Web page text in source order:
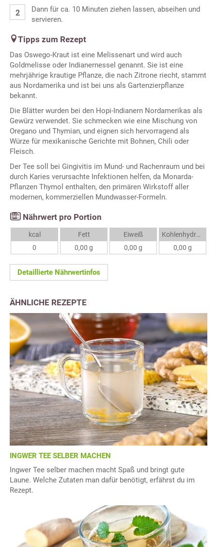
Dann für ca. 10 Minuten ziehen lassen, abseihen und
servieren.
Tipps zum Rezept
Das Oswego-Kraut ist eine Melissenart und wird auch
Goldmelisse oder Indianernessel genannt. Sie ist eine
mehrjährige krautige Pflanze, die nach Zitrone riecht, stammt
aus Nordamerika und ist bei uns als Gartenzierpflanze
bekannt.
Die Blätter wurden bei den Hopi-Indianern Nordamerikas als
Gewürz verwendet. Sie schmecken wie eine Mischung von
Oregano und Thymian, und eignen sich hervorragend als
Würze für mexikanische Gerichte mit Bohnen, Chili oder
Fleisch.
Der Tee soll bei Gingivitis im Mund- und Rachenraum und bei
durch Karies verursachte Infektionen helfen, da Monarda-
Pflanzen Thymol enthalten, den primären Wirkstoff aller
modernen, kommerziellen Mundwasser-Formeln.
Nährwert pro Portion
kcal
0
Fett
0,00 g
Eiweiß
0,00 g
Kohlenhydrate
0,00 g
Detaillierte Nährwertinfos
ÄHNLICHE REZEPTE
INGWER TEE SELBER MACHEN
Ingwer Tee selber machen macht Spaß und bringt gute
Laune. Welche Zutaten man dafür benötigt, erfährst du im
Rezept.